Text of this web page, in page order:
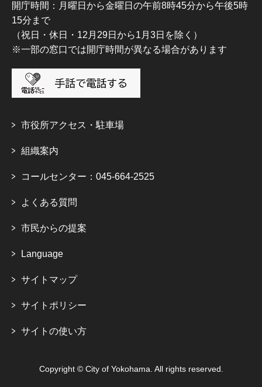
開庁時間：月曜日から金曜日の午前8時45分から午後5時
15分まで
（祝日・休日・12月29日から1月3日を除く）
※一部の窓口では開庁時間が異なる場合があります
市役所アクセス・駐車場
組織案内
コールセンター：045-664-2525
よくある質問
市民からの提案
Language
サイトマップ
サイトポリシー
サイトの使い方
Copyright © City of Yokohama. All rights reserved.